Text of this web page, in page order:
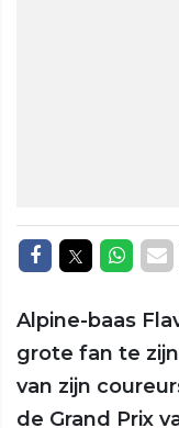
Delen opDelen op
Alpine-baas
grote fan te
van zijn
de Grand Prix